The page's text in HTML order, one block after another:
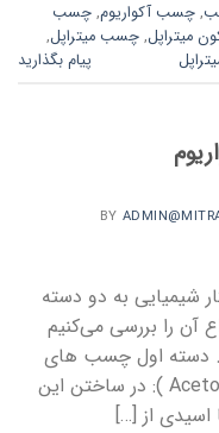
, چسب آکواریوم, چسب
میتراپل, چسب میتراپل,
پیام بگذارید
شیمیایی به دو دسته
آن را بررسی می‌کنیم
. دسته اول چسب های
آکواریومی اسیدی یا استوکسی ( Acetoxy Ac ): در ساختن این
از […]